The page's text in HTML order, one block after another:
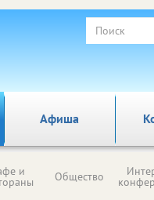
Афиша
и Общество